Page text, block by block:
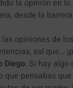
la opinión en
desde la
opiniones de
así que…
Diego. Si hay algo
pensabas